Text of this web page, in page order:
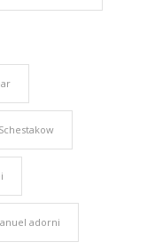
adorni